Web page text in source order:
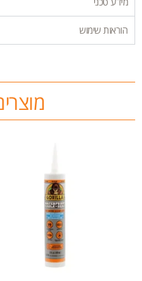
הוראות שימוש